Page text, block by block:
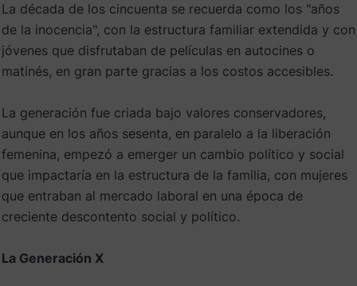
La década de los cincuenta se recuerda como los "años
de la inocencia", con la estructura familiar extendida y con
jóvenes que disfrutaban de películas en autocines o
matinés, en gran parte gracias a los costos accesibles.
La generación fue criada bajo valores conservadores,
aunque en los años sesenta, en paralelo a la liberación
femenina, empezó a emerger un cambio político y social
que impactaría en la estructura de la familia, con mujeres
que entraban al mercado laboral en una época de
creciente descontento social y político.
La Generación X